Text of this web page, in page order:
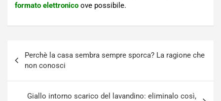
formato elettronico ove possibile.
articoli
Perchè la casa sembra sempre sporca? La ragione che
non conosci
Giallo intorno scarico del lavandino: eliminalo così,